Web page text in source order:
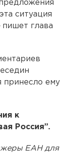
ситуация
пишет глава
принесло ему
к
Россия”.
ЕАН для